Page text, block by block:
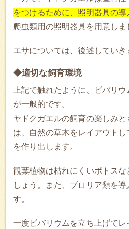
をつけるために、照明器具の導
爬虫類用の照明器具を用意しま
エサについては、後述していき
◆適切な飼育環境
上記で触れたように、ビバリ
が一般的です。
ヤドクガエルの飼育の楽しみ
は、自然の草木をレイアウト
を作り出します。
観葉植物は枯れにくいポトス
しょう。また、ブロリア類を
す。
一度ビバリウムを立ち上げて